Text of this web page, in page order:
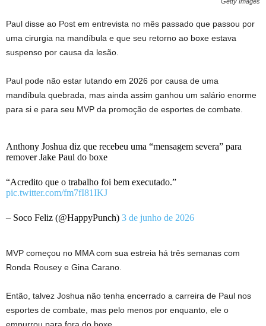
Paul disse ao Post em entrevista no mês passado que passou por
uma cirurgia na mandíbula e que seu retorno ao boxe estava
suspenso por causa da lesão.
Paul pode não estar lutando em 2026 por causa de uma
mandíbula quebrada, mas ainda assim ganhou um salário enorme
para si e para seu MVP da promoção de esportes de combate.
Anthony Joshua diz que recebeu uma “mensagem severa” para
remover Jake Paul do boxe
“Acredito que o trabalho foi bem executado.”
pic.twitter.com/fm7fI81IKJ
– Soco Feliz (@HappyPunch) 3 de junho de 2026
MVP começou no MMA com sua estreia há três semanas com
Ronda Rousey e Gina Carano.
Então, talvez Joshua não tenha encerrado a carreira de Paul nos
esportes de combate, mas pelo menos por enquanto, ele o
empurrou para fora do boxe.